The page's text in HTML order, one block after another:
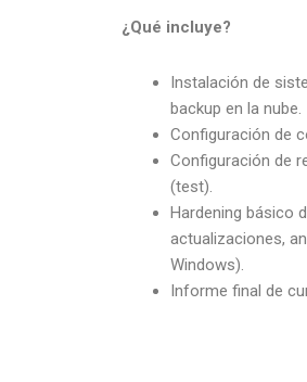
¿Qué incluye?
Instalación de
backup en la nube.
Configuración de
Configuración de
(test).
Hardening básico
actualizaciones,
Windows).
Informe final de